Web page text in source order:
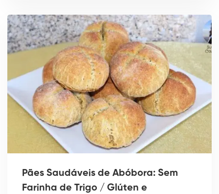
Pães Saudáveis de Abóbora: Sem
Farinha de Trigo / Glúten e